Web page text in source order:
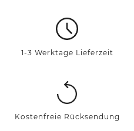
1-3 Werktage Lieferzeit
Kostenfreie Rücksendung